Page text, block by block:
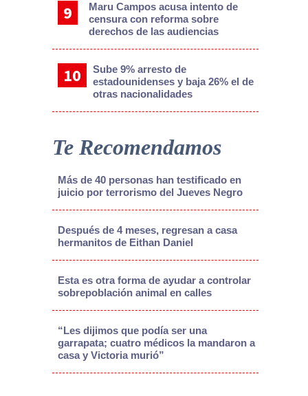
Maru Campos acusa intento de
censura con reforma sobre
derechos de las audiencias
Sube 9% arresto de
estadounidenses y baja 26% el de
otras nacionalidades
Te Recomendamos
Más de 40 personas han testificado en
juicio por terrorismo del Jueves Negro
Después de 4 meses, regresan a casa
hermanitos de Eithan Daniel
Esta es otra forma de ayudar a controlar
sobrepoblación animal en calles
“Les dijimos que podía ser una
garrapata; cuatro médicos la mandaron a
casa y Victoria murió”